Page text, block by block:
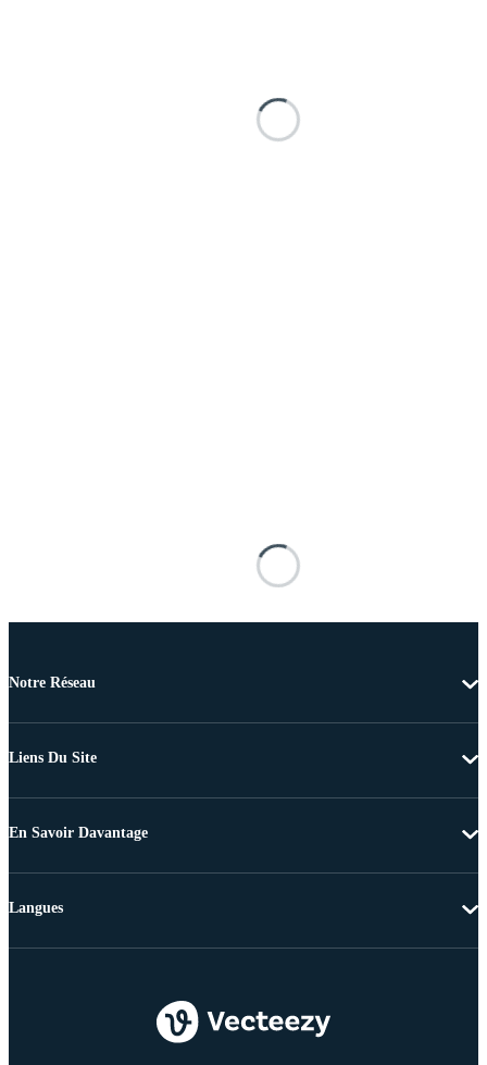
Notre Réseau
Liens Du Site
En Savoir Davantage
Langues